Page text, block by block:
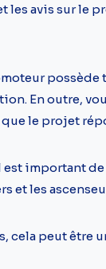
les avis sur le
En outre,
le projet
important
et les
cela peut être